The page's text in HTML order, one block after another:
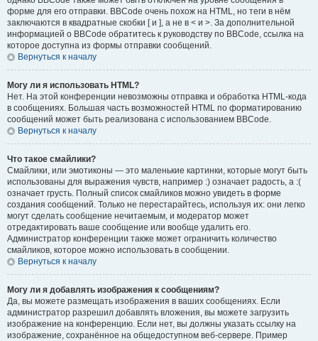
форме для его отправки. BBCode очень похож на HTML, но теги в нём
заключаются в квадратные скобки [ и ], а не в < и >. За дополнительной
информацией о BBCode обратитесь к руководству по BBCode, ссылка на
которое доступна из формы отправки сообщений.
Вернуться к началу
Могу ли я использовать HTML?
Нет. На этой конференции невозможны отправка и обработка HTML-кода
в сообщениях. Большая часть возможностей HTML по форматированию
сообщений может быть реализована с использованием BBCode.
Вернуться к началу
Что такое смайлики?
Смайлики, или эмотиконы — это маленькие картинки, которые могут быть
использованы для выражения чувств, например :) означает радость, а :(
означает грусть. Полный список смайликов можно увидеть в форме
создания сообщений. Только не перестарайтесь, используя их: они легко
могут сделать сообщение нечитаемым, и модератор может
отредактировать ваше сообщение или вообще удалить его.
Администратор конференции также может ограничить количество
смайликов, которое можно использовать в сообщении.
Вернуться к началу
Могу ли я добавлять изображения к сообщениям?
Да, вы можете размещать изображения в ваших сообщениях. Если
администратор разрешил добавлять вложения, вы можете загрузить
изображение на конференцию. Если нет, вы должны указать ссылку на
изображение, сохранённое на общедоступном веб-сервере. Пример